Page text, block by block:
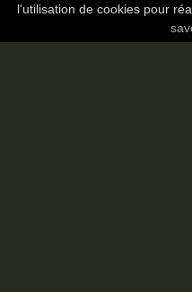
Nous contacter
l'utilisation de cookies pour